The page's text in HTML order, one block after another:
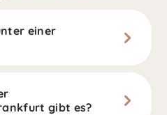
einer
gibt es?